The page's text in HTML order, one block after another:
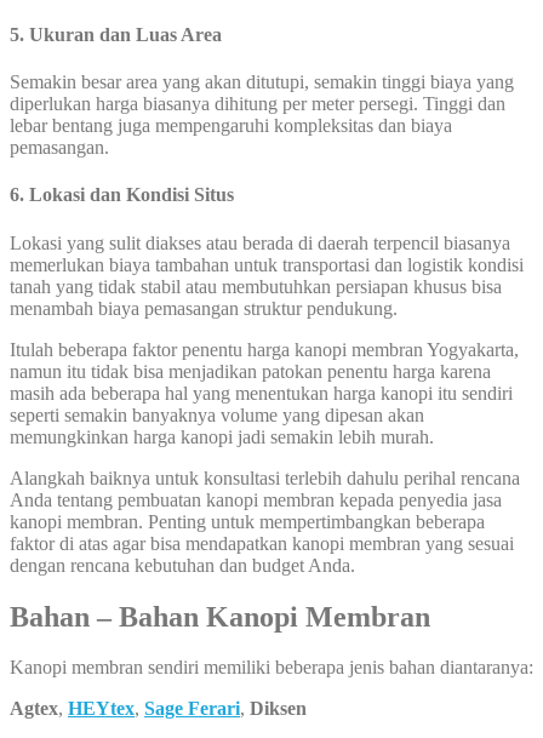
5. Ukuran dan Luas Area
Semakin besar area yang akan ditutupi, semakin tinggi biaya yang
diperlukan harga biasanya dihitung per meter persegi. Tinggi dan
lebar bentang juga mempengaruhi kompleksitas dan biaya
pemasangan.
6. Lokasi dan Kondisi Situs
Lokasi yang sulit diakses atau berada di daerah terpencil biasanya
memerlukan biaya tambahan untuk transportasi dan logistik kondisi
tanah yang tidak stabil atau membutuhkan persiapan khusus bisa
menambah biaya pemasangan struktur pendukung.
Itulah beberapa faktor penentu harga kanopi membran Yogyakarta,
namun itu tidak bisa menjadikan patokan penentu harga karena
masih ada beberapa hal yang menentukan harga kanopi itu sendiri
seperti semakin banyaknya volume yang dipesan akan
memungkinkan harga kanopi jadi semakin lebih murah.
Alangkah baiknya untuk konsultasi terlebih dahulu perihal rencana
Anda tentang pembuatan kanopi membran kepada penyedia jasa
kanopi membran. Penting untuk mempertimbangkan beberapa
faktor di atas agar bisa mendapatkan kanopi membran yang sesuai
dengan rencana kebutuhan dan budget Anda.
Bahan – Bahan Kanopi Membran
Kanopi membran sendiri memiliki beberapa jenis bahan diantaranya:
Agtex, HEYtex, Sage Ferari, Diksen